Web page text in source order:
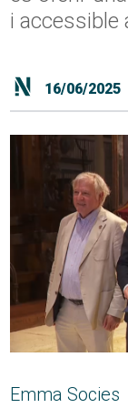
i accessible
16/06/2025
Emma Socies